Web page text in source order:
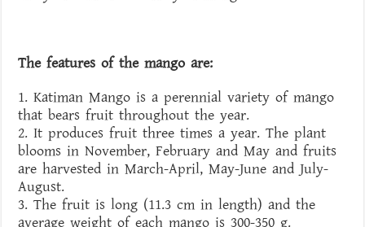
The features of the mango are:
1. Katiman Mango is a perennial variety of mango
that bears fruit throughout the year.
2. It produces fruit three times a year. The plant
blooms in November, February and May and fruits
are harvested in March-April, May-June and July-
August.
3. The fruit is long (11.3 cm in length) and the
average weight of each mango is 300-350 g.